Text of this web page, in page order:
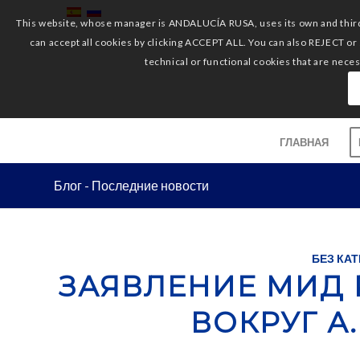
ГЛАВНАЯ
Блог - Последние новости
БЕЗ
ЗАЯВЛЕНИЕ МИД
ВОКРУГ
This website, whose manager is ANDALUCÍA RUSA, uses its own and
can accept all cookies by clicking ACCEPT ALL. You can also
technical or functional cookies that are